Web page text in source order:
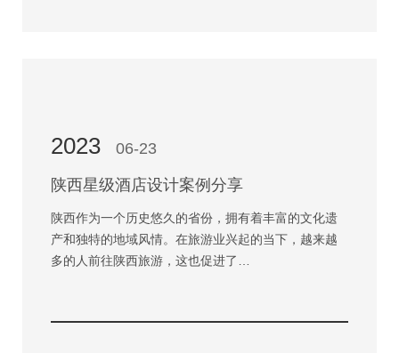
2023 06-23
陕西星级酒店设计案例分享
陕西作为一个历史悠久的省份，拥有着丰富的文化遗
产和独特的地域风情。在旅游业兴起的当下，越来越
多的人前往陕西旅游，这也促进了…